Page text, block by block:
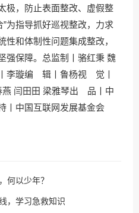
极，防止表面整改、虚假整
”为指导抓好巡视整改，力求
和体制性问题集成整改，
强保障。总监制丨骆红秉 魏
李璇编 辑丨鲁杨视 觉丨
闫田田 梁雅琴出 品丨中
中国互联网发展基金会
何以少年？
，学习急救知识